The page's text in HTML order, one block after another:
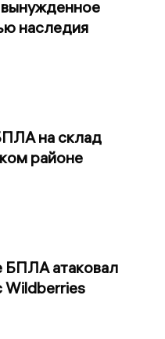
наследия
на склад
районе
БПЛА атаковал
Wildberries